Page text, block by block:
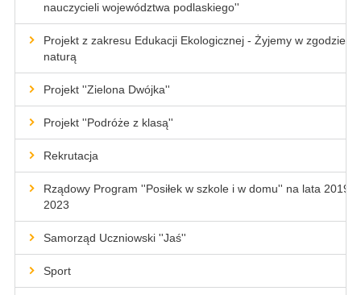
nauczycieli województwa podlaskiego''
Projekt z zakresu Edukacji Ekologicznej - Żyjemy w zgodzie z
naturą
Projekt ''Zielona Dwójka''
Projekt ''Podróże z klasą''
Rekrutacja
Rządowy Program ''Posiłek w szkole i w domu'' na lata 2019-
2023
Samorząd Uczniowski ''Jaś''
Sport